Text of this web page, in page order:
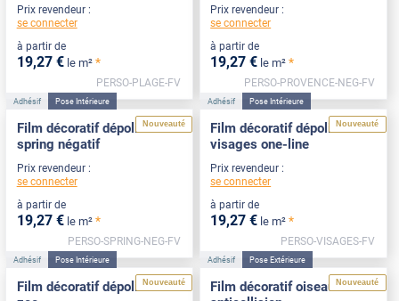
Prix revendeur :
se connecter
à partir de
19,27 € le m² *
PERSO-PLAGE-FV
Prix revendeur :
se connecter
à partir de
19,27 € le m² *
PERSO-PROVENCE-NEG-FV
Nouveauté
Adhésif Pose Intérieure
Film décoratif dépoli motif
spring négatif
Prix revendeur :
se connecter
à partir de
19,27 € le m² *
PERSO-SPRING-NEG-FV
Nouveauté
Adhésif Pose Intérieure
Film décoratif dépoli motif
visages one-line
Prix revendeur :
se connecter
à partir de
19,27 € le m² *
PERSO-VISAGES-FV
Nouveauté
Adhésif Pose Intérieure
Film décoratif dépoli motif
Nouveauté
Adhésif Pose Extérieure
Film décoratif oiseaux